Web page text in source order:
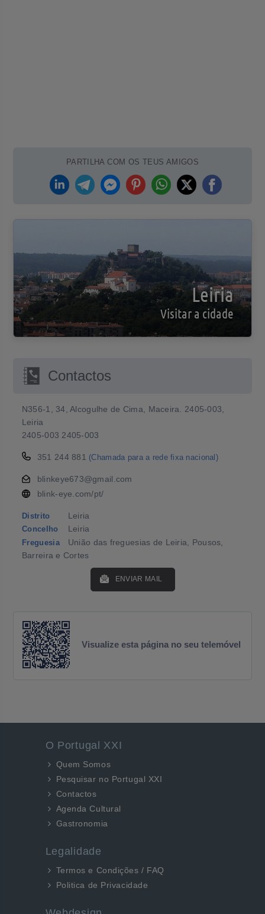
PARTILHA COM OS TEUS AMIGOS
Leiria
Visitar a cidade
Contactos
N356-1, 34, Alcogulhe de Cima, Maceira. 2405-003,
Leiria
2405-003 2405-003
351 244 881 (Chamada para a rede fixa nacional)
blinkeye673@gmail.com
blink-eye.com/pt/
Distrito Leiria
Concelho Leiria
Freguesia
União das freguesias de Leiria, Pousos,
Barreira e Cortes
ENVIAR MAIL
Visualize esta página no seu telemóvel
O Portugal XXI
Quem Somos
Pesquisar no Portugal XXI
Contactos
Agenda Cultural
Gastronomia
Legalidade
Termos e Condições / FAQ
Politica de Privacidade